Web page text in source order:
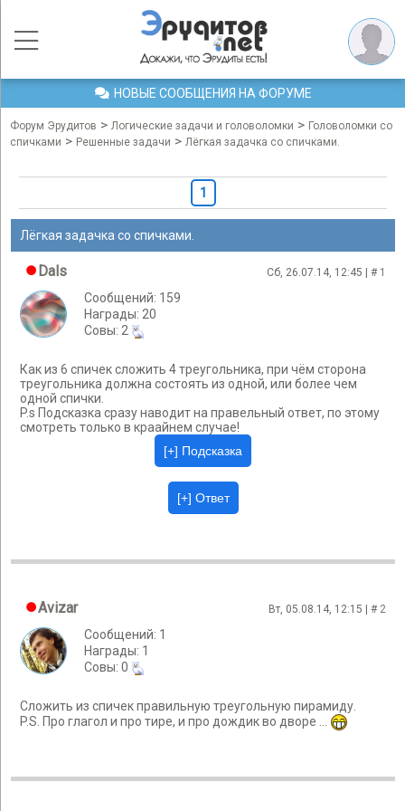
НОВЫЕ СООБЩЕНИЯ НА ФОРУМЕ
Форум Эрудитов > Логические задачи и головоломки > Головоломки со
спичками > Решенные задачи > Лёгкая задачка со спичками.
1
Лёгкая задачка со спичками.
Dals Сб, 26.07.14, 12:45 | # 1
Сообщений: 159
Награды: 20
Cовы: 2
Как из 6 спичек сложить 4 треугольника, при чём сторона
треугольника должна состоять из одной, или более чем
одной спички.
P.s Подсказка сразу наводит на правельный ответ, по этому
смотреть только в краайнем случае!
Avizar Вт, 05.08.14, 12:15 | # 2
Сообщений: 1
Награды: 1
Cовы: 0
Сложить из спичек правильную треугольную пирамиду.
P.S. Про глагол и про тире, и про дождик во дворе ...